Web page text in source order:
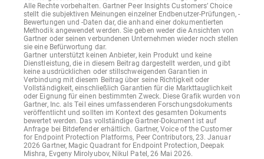
Alle Rechte vorbehalten. Gartner Peer Insights Customers’ Choice
stellt die subjektiven Meinungen einzelner Endbenutzer-Prüfungen, -
Bewertungen und -Daten dar, die anhand einer dokumentierten
Methodik angewendet werden. Sie geben weder die Ansichten von
Gartner oder seinen verbundenen Unternehmen wieder noch stellen
sie eine Befürwortung dar.
Gartner unterstützt keinen Anbieter, kein Produkt und keine
Dienstleistung, die in diesem Beitrag dargestellt werden, und gibt
keine ausdrücklichen oder stillschweigenden Garantien in
Verbindung mit diesem Beitrag über seine Richtigkeit oder
Vollständigkeit, einschließlich Garantien für die Markttauglichkeit
oder Eignung für einen bestimmten Zweck. Diese Grafik wurden von
Gartner, Inc. als Teil eines umfassenderen Forschungsdokuments
veröffentlicht und sollten im Kontext des gesamten Dokuments
bewertet werden. Das vollständige Gartner-Dokument ist auf
Anfrage bei Bitdefender erhältlich. Gartner, Voice of the Customer
for Endpoint Protection Platforms, Peer Contributors, 23. Januar
2026 Gartner, Magic Quadrant for Endpoint Protection, Deepak
Mishra, Evgeny Mirolyubov, Nikul Patel, 26 Mai 2026.